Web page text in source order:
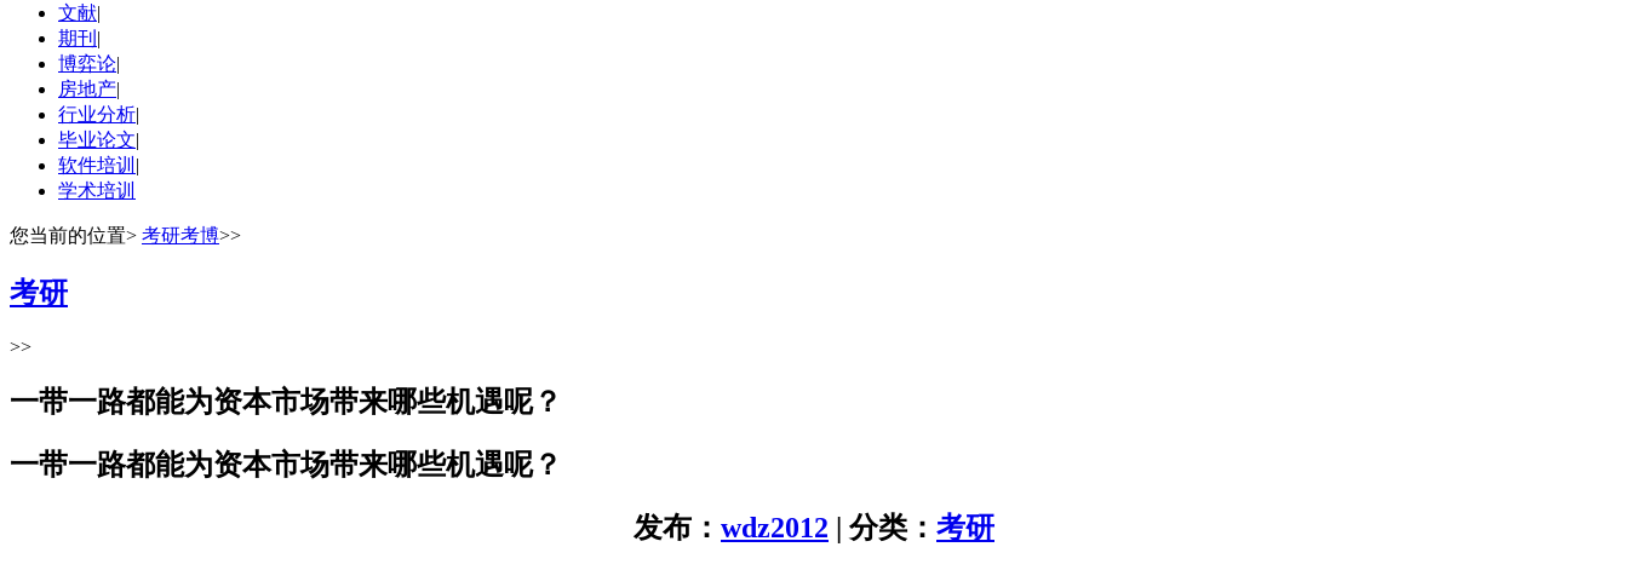
文献|
期刊 |
博弈论|
房地产|
行业分析|
毕业论文|
软件培训 |
学术培训
您当前的位置> 考研考博>>
考研
>>
一带一路都能为资本市场带来哪些机遇呢？
一带一路都能为资本市场带来哪些机遇呢？
发布： wdz2012 | 分类： 考研